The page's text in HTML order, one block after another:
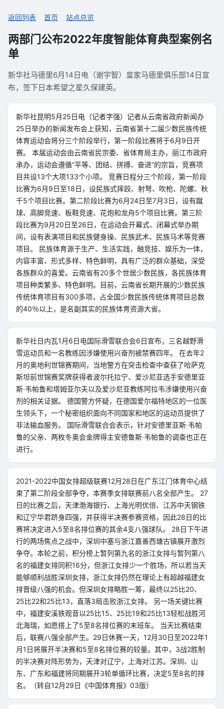
返回列表 首页 站点总览
两部门公布2022年度智能体育典型案例名
单
新华社马德里6月14日电（谢宇智）皇家马德里俱乐部14日宣
布，签下日本希望之星久保建英。
新华社昆明5月25日电（记者字强）记者从云南省政府新闻办
25日举办的新闻发布会上获知，云南省第十二届少数民族传统
体育运动会将分三个阶段举行，第一阶段比赛将于6月9日开
赛。 本届运动会由云南省民宗委、省体育局主办，丽江市政府
承办，运动会遵循“平等、团结、拼搏、奋进”的宗旨，竞赛项
目共设13个大项133个小项。 竞赛日程分三个阶段，第一阶段
比赛为6月9日至18日，设民族式摔跤、射弩、吹枪、陀螺、秋
千5个项目比赛。第二阶段比赛为6月24日至7月3日，设有蹴
球、高脚竞速、板鞋竞速、花炮和龙舟5个项目比赛。第三阶
段比赛为9月20日至26日，在运动会开幕式、闭幕式举办期
间，设有表演项目和民族健身操、民族武术、民族马术等竞赛
项目。 民族体育源于生产、生活实践，融竞技、娱乐为一体，
内容丰富、形式多样、特色鲜明，具有广泛的群众基础，深受
各族群众的喜爱。云南省有20多个世居少数民族，各民族体育
项目种类繁多、特色鲜明。目前，云南省长期开展的少数民族
传统体育项目有300多项，占全国少数民族传统体育项目总数
的40％以上，是名副其实的民族体育资源大省。
新华社日内瓦1月6日电国际滑雪联合会6日宣布，三名越野滑
雪运动员和一名教练因涉嫌使用兴奋剂被禁赛四年。 在去年2
月的奥地利世锦赛期间，当地警方在突击检查中查获了哈萨克
斯坦前世锦赛奖牌获得者波尔托拉宁、爱沙尼亚选手安德里亚
斯·韦帕鲁和塔姆亚尔夫以及爱沙尼亚教练阿拉韦涉嫌使用兴奋
剂的相关证据。 德国警方怀疑，在德国爱尔福特地区的一位医
生领头下，一个秘密组织面向不同国家和地区的运动员提供了
非法输血服务。 国际滑雪联合会表示，针对安德里亚斯·韦帕
鲁的父亲、两枚冬奥会金牌得主安德鲁斯·韦帕鲁的调查也正在
进行。
2021-2022中国女排超级联赛12月28日在广东江门体育中心结
束了第二阶段全部争夺，本赛季女排联赛前八名全部产生。 27
日的比赛之后，天津渤海银行、上海光明优倍、江苏中天钢铁
和辽宁华君跻身四强，并获得半决赛参赛资格，因此28日的比
赛将决定进入5至8名排位赛的其余4支八强球队。 28日下午进
行的两场焦点之战中，深圳中塞与浙江嘉善西塘古镇展开激烈
争夺。本轮之前，积分榜上暂列第九名的浙江女排与暂列第八
名的福建女排同积16分，但浙江女排少一个胜场，所以若当天
能够顺利战胜深圳女排，浙江女排仍然在理论上有超越福建女
排晋级八强的机会。但深圳女排略胜一筹，最终以25比20、
25比22和25比13，直落3局击败浙江女排。 另一场关键比赛
中，福建安溪铁观音以25比15、25比19和25比13轻松战胜河
北海瑞，如愿搭上了5至8名排位赛的末班车。 当天比赛结束
后，联赛八强全部产生。29日休赛一天，12月30日至2022年1
月1日将展开半决赛和5至8名排位赛的较量。其中，3战2胜制
的半决赛对阵形势为，天津对辽宁，上海对江苏。深圳、山
东、广东和福建将同期展开3轮单循环比赛，决定5至8名的排
名。（转自12月29日《中国体育报》03版）